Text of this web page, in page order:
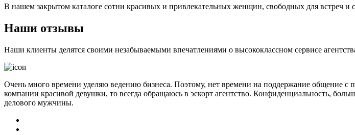
В нашем закрытом каталоге сотни красивых и привлекательных женщин, свободных для встреч и
Наши отзывы
Наши клиенты делятся своими незабываемыми впечатлениями о высококлассном сервисе
Очень много времени уделяю ведению бизнеса. Поэтому, нет времени на поддержание общение с
компании красивой девушки, то всегда обращаюсь в эскорт агентство. Конфиденциальность,
делового мужчины.